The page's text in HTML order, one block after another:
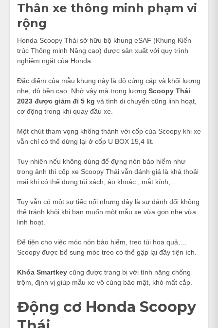
Thân xe thông minh phạm vi
rộng
Honda Scoopy Thái sở hữu bộ khung eSAF (Khung Kiến
trúc Thông minh Nâng cao) được sản xuất với quy trình
nghiêm ngặt của Honda.
Đặc điểm của mẫu khung này là độ cứng cáp và khối lượng
nhẹ, độ bền cao. Nhờ vậy mà trọng lượng Scoopy Thái
2023 được giảm đi 5 kg và tính di chuyển cũng linh hoạt,
cơ động trong khi quay đầu xe.
Một chút tham vọng không thành với cốp của Scoopy khi xe
vẫn chỉ có thể dừng lại ở cốp U BOX 15,4 lít.
Tuy nhiên nếu không dùng để đựng nón bảo hiểm như
trong ảnh thì cốp xe Scoopy Thái vẫn đánh giá là khá thoải
mái khi có thể đựng túi xách, áo khoác , mắt kính,…
Tuy vẫn có một sự tiếc nối nhưng đây là sự đánh đổi không
thể tránh khỏi khi bạn muốn một mẫu xe vừa gọn nhẹ vừa
linh hoạt.
Để tiện cho việc móc nón bảo hiểm, treo túi hoa quả,…
Scoopy được bổ sung móc treo có thể gập lại đầy tiện ích.
Khóa Smartkey cũng được trang bị với tính năng chống
trộm, định vị giúp mẫu xe vô cùng bảo mật, khó mất cắp.
Động cơ Honda Scoopy